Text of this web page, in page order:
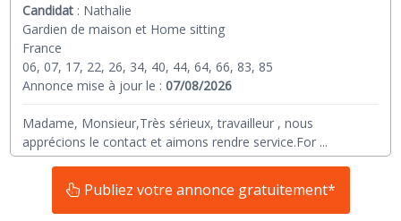
Candidat : Nathalie
Gardien de maison et Home sitting
France
06, 07, 17, 22, 26, 34, 40, 44, 64, 66, 83, 85
Annonce mise à jour le :07/08/2026
Madame, Monsieur,Très sérieux, travailleur , nous
apprécions le contact et aimons rendre service.For ...
Publiez votre annonce gratuitement*